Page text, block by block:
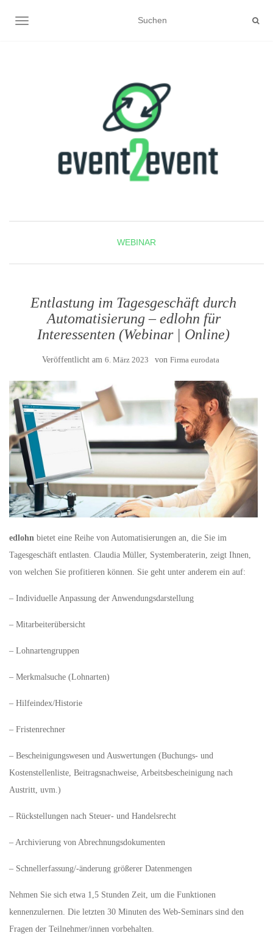
NAVIGATION UMSCHALTEN
WEBINAR
Entlastung im Tagesgeschäft durch
Automatisierung – edlohn für
Interessenten (Webinar | Online)
Veröffentlicht am 6. März 2023 von Firma eurodata
edlohn bietet eine Reihe von Automatisierungen an, die Sie im
Tagesgeschäft entlasten. Claudia Müller, Systemberaterin, zeigt Ihnen,
von welchen Sie profitieren können. Sie geht unter anderem ein auf:
– Individuelle Anpassung der Anwendungsdarstellung
– Mitarbeiterübersicht
– Lohnartengruppen
– Merkmalsuche (Lohnarten)
– Hilfeindex/Historie
– Fristenrechner
– Bescheinigungswesen und Auswertungen (Buchungs- und
Kostenstellenliste, Beitragsnachweise, Arbeitsbescheinigung nach
Austritt, uvm.)
– Rückstellungen nach Steuer- und Handelsrecht
– Archivierung von Abrechnungsdokumenten
– Schnellerfassung/-änderung größerer Datenmengen
Nehmen Sie sich etwa 1,5 Stunden Zeit, um die Funktionen
kennenzulernen. Die letzten 30 Minuten des Web-Seminars sind den
Fragen der Teilnehmer/innen vorbehalten.